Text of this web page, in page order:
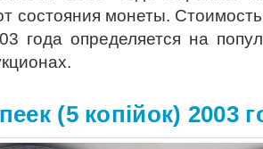
состояния монеты.
года определяется на
(5 копiйок) 2003